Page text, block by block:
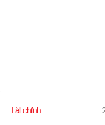
Tài chính